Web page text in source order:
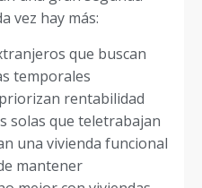
vez hay más:
que buscan
temporales
rentabilidad
solas que teletrabajan
una vivienda funcional
mantener